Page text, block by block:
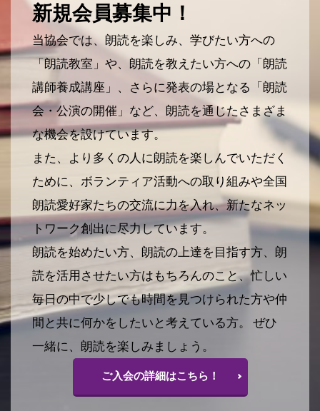
新規会員募集中！
当協会では、朗読を楽しみ、学びたい方への
「朗読教室」や、朗読を教えたい方への「朗読
講師養成講座」、さらに発表の場となる「朗読
会・公演の開催」など、朗読を通じたさまざま
な機会を設けています。
また、より多くの人に朗読を楽しんでいただく
ために、ボランティア活動への取り組みや全国
朗読愛好家たちの交流に力を入れ、新たなネッ
トワーク創出に尽力しています。
朗読を始めたい方、朗読の上達を目指す方、朗
読を活用させたい方はもちろんのこと、忙しい
毎日の中で少しでも時間を見つけられた方や仲
間と共に何かをしたいと考えている方。 ぜひ
一緒に、朗読を楽しみましょう。
ご入会の詳細はこちら！